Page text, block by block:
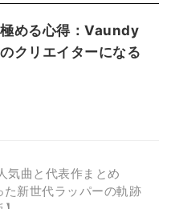
める心得：Vaundy
クリエイターになる
曲と代表作まとめ
た新世代ラッパーの軌跡